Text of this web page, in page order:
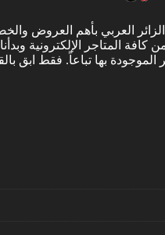
العربي بأهم العروض
كافة المتاجر الإلكترونية
الموجودة بها تباعاً. فقط ابق